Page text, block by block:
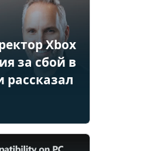
Xbox
за сбой в
рассказал